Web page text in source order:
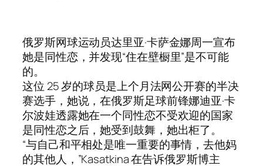
俄罗斯网球运动员达里亚·卡萨金娜周一宣布
她是同性恋，并发现“住在壁橱里”是不可能
的。
这位 25 岁的球员是上个月法网公开赛的半决
赛选手，她说，在俄罗斯足球前锋娜迪亚·卡
尔波娃透露她在一个同性恋不受欢迎的国家
是同性恋之后，她受到鼓舞，她出柜了。
“与自己和平相处是唯一重要的事情，去他妈
的其他人，”Kasatkina 在告诉俄罗斯博主